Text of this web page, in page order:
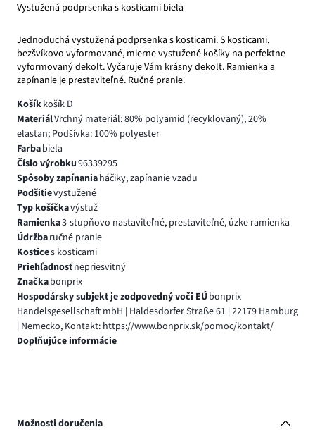
Vystužená podprsenka s kosticami biela
Jednoduchá vystužená podprsenka s kosticami. S kosticami,
bezšvíkovo vyformované, mierne vystužené košíky na perfektne
vyformovaný dekolt. Vyčaruje Vám krásny dekolt. Ramienka a
zapínanie je prestaviteľné. Ručné pranie.
Košíkkošík D
MateriálVrchný materiál: 80% polyamid (recyklovaný), 20%
elastan; Podšívka: 100% polyester
Farbabiela
Číslo výrobku96339295
Spôsoby zapínaniaháčiky, zapínanie vzadu
Podšitievystužené
Typ košíčkavýstuž
Ramienka3-stupňovo nastaviteľné, prestaviteľné, úzke ramienka
Údržbaručné pranie
Kostices kosticami
Priehľadnosťnepriesvitný
Značkabonprix
Hospodársky subjekt je zodpovedný voči EÚbonprix
Handelsgesellschaft mbH | Haldesdorfer Straße 61 | 22179 Hamburg
| Nemecko, Kontakt: https://www.bonprix.sk/pomoc/kontakt/
Doplňujúce informácie
Možnosti doručenia